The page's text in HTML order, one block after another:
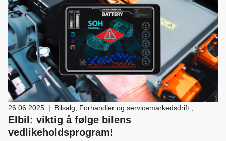
26.06.2025 | Bilsalg Forhandler og servicemarkedsdrift
Verksted, vedlikehold og reparasjon av bil
Elbil: viktig å følge bilens
vedlikeholdsprogram!